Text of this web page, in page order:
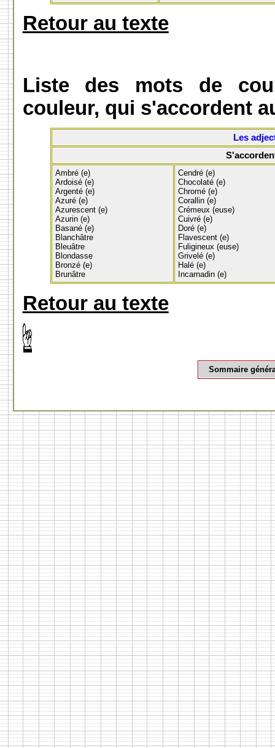
Retour au texte
Liste des mots de
couleur, qui s'accordent
Les
Ambré (e)
Ardoisé (e)
Argenté (e)
Azuré (e)
Azurescent (e)
Azurin (e)
Basané (e)
Blanchâtre
Bleuâtre
Blondasse
Bronzé (e)
Brunâtre
Cendré (e)
Chocolaté (e)
Chromé (e)
Corallin (e)
Crémeux (euse)
Cuivré (e)
Doré (e)
Flavescent (e)
Fuligineux (euse)
Grivelé (e)
Halé (e)
Incarnadin (e)
Retour au texte
Sommaire